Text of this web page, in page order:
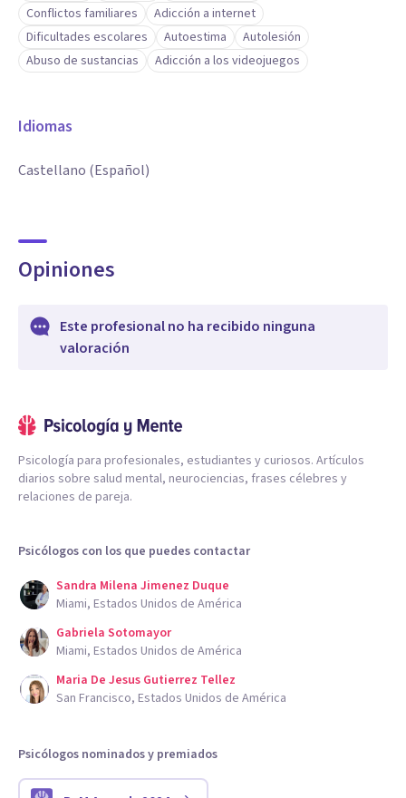
Conflictos familiares
Adicción a internet
Dificultades escolares
Autoestima
Autolesión
Abuso de sustancias
Adicción a los videojuegos
Idiomas
Castellano (Español)
Opiniones
Este profesional no ha recibido ninguna
valoración
Psicología para profesionales, estudiantes y curiosos. Artículos
diarios sobre salud mental, neurociencias, frases célebres y
relaciones de pareja.
Psicólogos con los que puedes contactar
Sandra Milena Jimenez Duque
Miami, Estados Unidos de América
Gabriela Sotomayor
Miami, Estados Unidos de América
Maria De Jesus Gutierrez Tellez
San Francisco, Estados Unidos de América
Psicólogos nominados y premiados